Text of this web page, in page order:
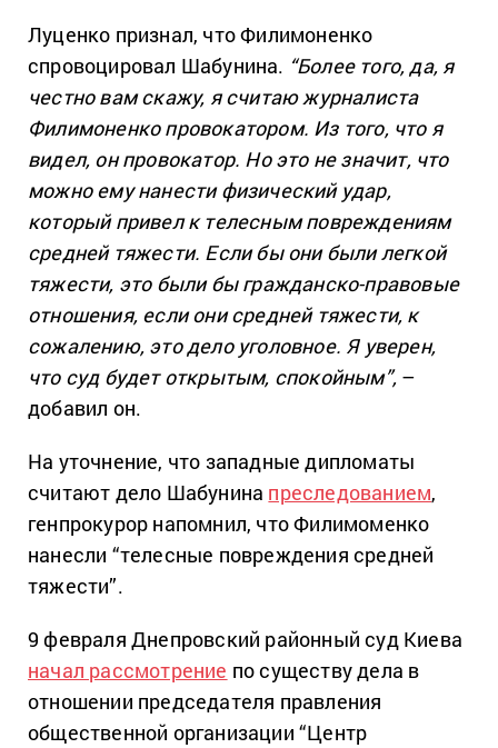
Луценко признал, что Филимоненко
спровоцировал Шабунина. “Более того, да, я
честно вам скажу, я считаю журналиста
Филимоненко провокатором. Из того, что я
видел, он провокатор. Но это не значит, что
можно ему нанести физический удар,
который привел к телесным повреждениям
средней тяжести. Если бы они были легкой
тяжести, это были бы гражданско-правовые
отношения, если они средней тяжести, к
сожалению, это дело уголовное. Я уверен,
что суд будет открытым, спокойным”, –
добавил он.
На уточнение, что западные дипломаты
считают дело Шабунина преследованием,
генпрокурор напомнил, что Филимоменко
нанесли “телесные повреждения средней
тяжести”.
9 февраля Днепровский районный суд Киева
начал рассмотрение по существу дела в
отношении председателя правления
общественной организации “Центр